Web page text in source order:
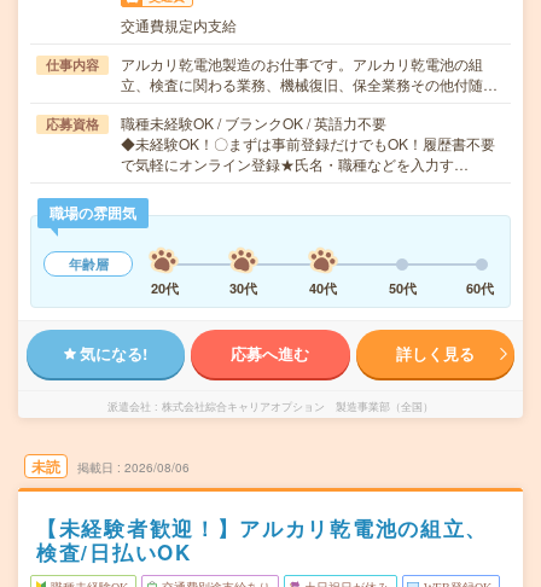
交通費規定内支給
仕事内容
アルカリ乾電池製造のお仕事です。アルカリ乾電池の組
立、検査に関わる業務、機械復旧、保全業務その他付随…
応募資格
職種未経験OK / ブランクOK / 英語力不要
◆未経験OK！〇まずは事前登録だけでもOK！履歴書不要
で気軽にオンライン登録★氏名・職種などを入力す…
職場の雰囲気
年齢層
20代
30代 40代 50代 60代
気になる! 応募へ進む 詳しく見る
派遣会社 株式会社綜合キャリアオプション 製造事業部（全国）
未読 掲載日 2026/08/06
【未経験者歓迎！】アルカリ乾電池の組立、
検査/日払いOK